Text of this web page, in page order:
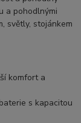
a pohodlnými
světly, stojánkem
komfort a
s kapacitou